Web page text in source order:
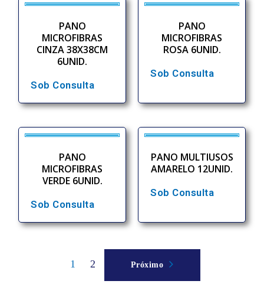
PANO
MICROFIBRAS
CINZA 38X38CM
6UNID.
Sob Consulta
PANO
MICROFIBRAS
ROSA 6UNID.
Sob Consulta
PANO
MICROFIBRAS
VERDE 6UNID.
Sob Consulta
PANO MULTIUSOS
AMARELO 12UNID.
Sob Consulta
1 2 Próximo